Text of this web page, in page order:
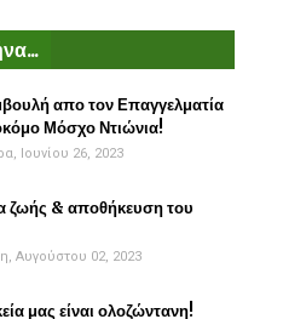
απο τον Επαγγελματία
Μόσχο Ντιώνια!
Ιουνίου 26, 2023
ζωής & αποθήκευση του
Αυγούστου 02, 2023
μας είναι ολοζώντανη!